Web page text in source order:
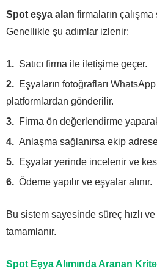
Spot eşya alan firmaların
Genellikle şu adımlar izlenir:
Satıcı firma ile iletişime geçer.
Eşyaların fotoğrafları
platformlardan gönderilir.
Firma ön değerlendirme
Anlaşma sağlanırsa ekip
Eşyalar yerinde incelenir ve
Ödeme yapılır ve eşyalar alınır.
Bu sistem sayesinde süreç hızlı
tamamlanır.
Spot Eşya Alımında Aranan